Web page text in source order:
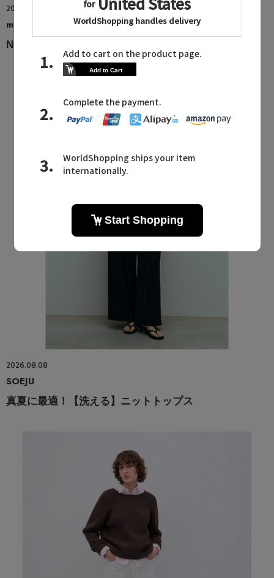
2026.08.08
martinique
NEW ITEM in AUG
2026.08.08
SOEJU
真夏に最適！【洗える】ニットトップス